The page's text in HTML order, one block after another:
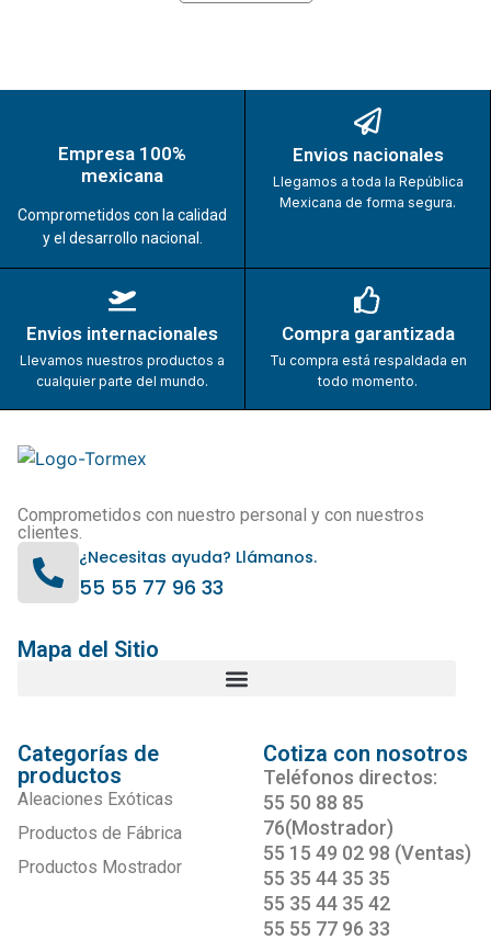
Empresa 100%
mexicana
Comprometidos con la calidad
y el desarrollo nacional.
Envios nacionales
Llegamos a toda la República
Mexicana de forma segura.
Envios internacionales
Llevamos nuestros productos a
cualquier parte del mundo.
Compra garantizada
Tu compra está respaldada en
todo momento.
Comprometidos con nuestro personal y con nuestros
clientes.
¿Necesitas ayuda? Llámanos.
55 55 77 96 33
Mapa del Sitio
Categorías de
productos
Aleaciones Exóticas
Productos de Fábrica
Productos Mostrador
Cotiza con nosotros
Teléfonos directos:
55 50 88 85
76(Mostrador)
55 15 49 02 98 (Ventas)
55 35 44 35 35
55 35 44 35 42
55 55 77 96 33